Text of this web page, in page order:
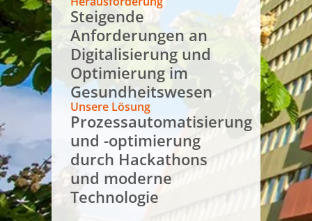
Steigende
Anforderungen an
Digitalisierung und
Optimierung im
Gesundheitswesen
Unsere Lösung
Prozessautomatisierung
und -optimierung
durch Hackathons
und moderne
Technologie